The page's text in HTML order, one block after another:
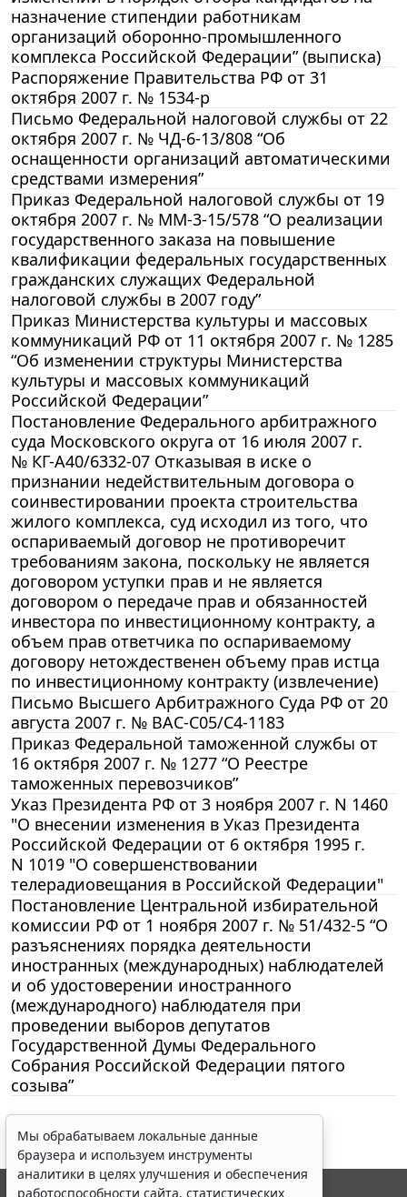
назначение стипендии работникам
организаций оборонно-промышленного
комплекса Российской Федерации” (выписка)
Распоряжение Правительства РФ от 31
октября 2007 г. № 1534-р
Письмо Федеральной налоговой службы от 22
октября 2007 г. № ЧД-6-13/808 “Об
оснащенности организаций автоматическими
средствами измерения”
Приказ Федеральной налоговой службы от 19
октября 2007 г. № ММ-3-15/578 “О реализации
государственного заказа на повышение
квалификации федеральных государственных
гражданских служащих Федеральной
налоговой службы в 2007 году”
Приказ Министерства культуры и массовых
коммуникаций РФ от 11 октября 2007 г. № 1285
“Об изменении структуры Министерства
культуры и массовых коммуникаций
Российской Федерации”
Постановление Федерального арбитражного
суда Московского округа от 16 июля 2007 г.
№ КГ-А40/6332-07 Отказывая в иске о
признании недействительным договора о
соинвестировании проекта строительства
жилого комплекса, суд исходил из того, что
оспариваемый договор не противоречит
требованиям закона, поскольку не является
договором уступки прав и не является
договором о передаче прав и обязанностей
инвестора по инвестиционному контракту, а
объем прав ответчика по оспариваемому
договору нетождественен объему прав истца
по инвестиционному контракту (извлечение)
Письмо Высшего Арбитражного Суда РФ от 20
августа 2007 г. № ВАС-С05/С4-1183
Приказ Федеральной таможенной службы от
16 октября 2007 г. № 1277 “О Реестре
таможенных перевозчиков”
Указ Президента РФ от 3 ноября 2007 г. N 1460
"О внесении изменения в Указ Президента
Российской Федерации от 6 октября 1995 г.
N 1019 "О совершенствовании
телерадиовещания в Российской Федерации"
Постановление Центральной избирательной
комиссии РФ от 1 ноября 2007 г. № 51/432-5 “О
разъяснениях порядка деятельности
иностранных (международных) наблюдателей
и об удостоверении иностранного
(международного) наблюдателя при
проведении выборов депутатов
Государственной Думы Федерального
Собрания Российской Федерации пятого
созыва”
Мы обрабатываем локальные данные
браузера и используем инструменты
аналитики в целях улучшения и обеспечения
работоспособности сайта, статистических